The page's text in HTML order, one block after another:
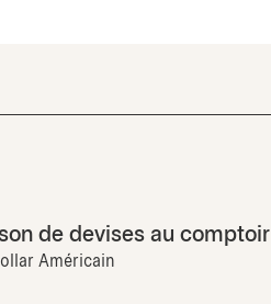
de devises au comptoir
Américain